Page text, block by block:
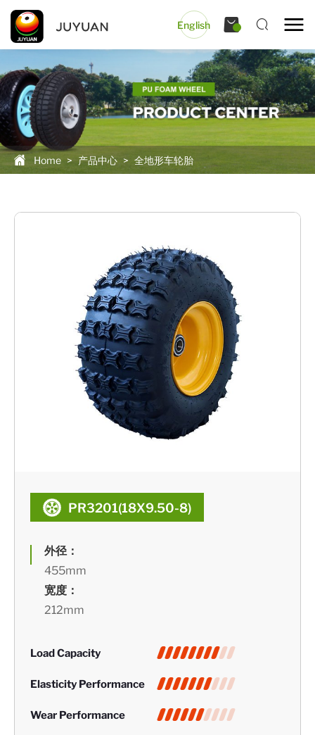
English
Home > 产品中心 > 全地形车轮胎
PR3201(18X9.50-8)
外径：
455mm
宽度：
212mm
Load Capacity
Elasticity Performance
Wear Performance